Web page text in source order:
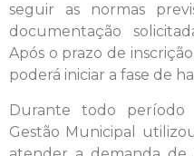
seguir as normas
documentação
Após o prazo de
poderá iniciar a fase de
Durante todo período
Gestão Municipal